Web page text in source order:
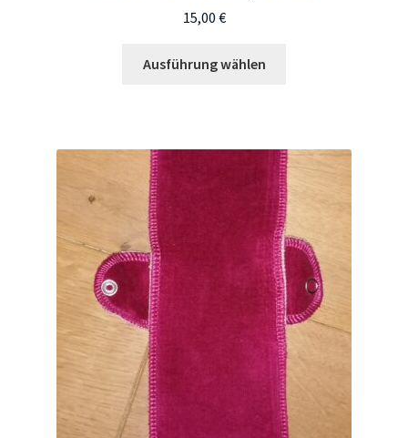
15,00 €
Ausführung wählen
auf.
Die
Optionen
können
auf
der
Produktseite
gewählt
werden